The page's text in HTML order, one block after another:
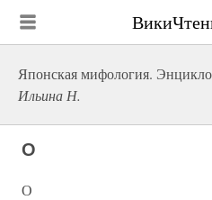
Японская мифология.
Ильина Н.
О
О